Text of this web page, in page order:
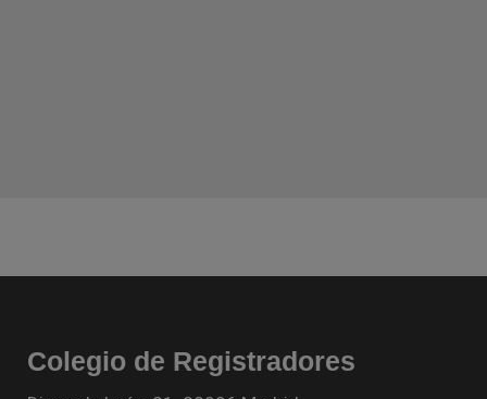
Colegio de Registradores